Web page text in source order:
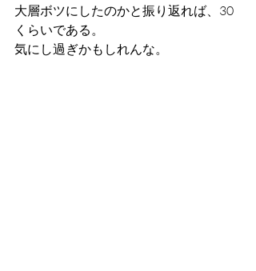
大層ボツにしたのかと振り返れば、30
くらいである。
気にし過ぎかもしれんな。